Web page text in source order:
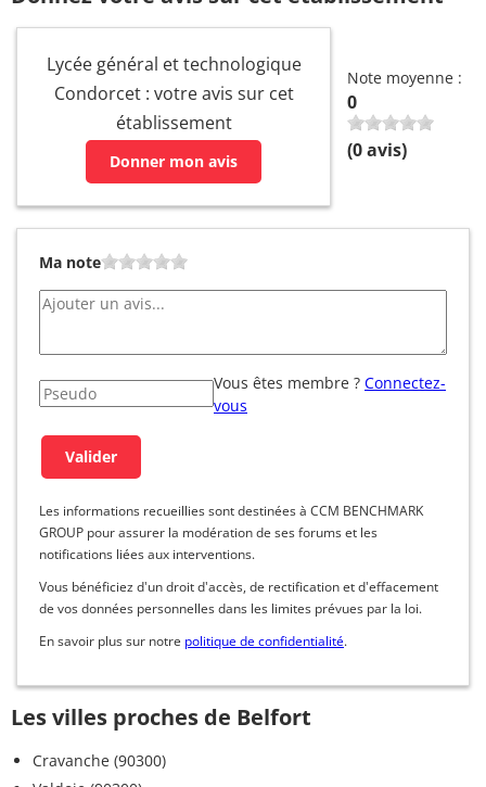
Lycée général et technologique
Condorcet : votre avis sur cet
établissement
Donner mon avis
Note moyenne :
0
(0avis)
Ma note
Vous êtes membre ? Connectez-
vous
Les informations recueillies sont destinées à CCM BENCHMARK
GROUP pour assurer la modération de ses forums et les
notifications liées aux interventions.
Vous bénéficiez d'un droit d'accès, de rectification et d'effacement
de vos données personnelles dans les limites prévues par la loi.
En savoir plus sur notre politique de confidentialité.
Les villes proches de Belfort
Cravanche (90300)